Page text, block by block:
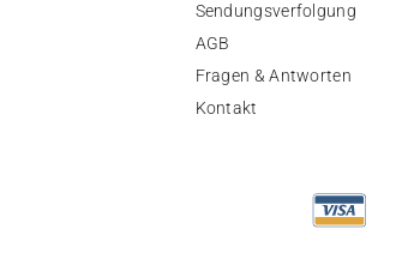
Sendungsverfolgung
AGB
Fragen & Antworten
Kontakt